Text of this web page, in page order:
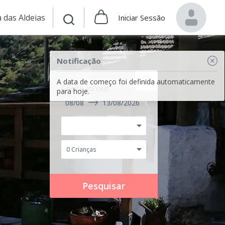
das Aldeias Iniciar Sessão
Notificação
A data de começo foi definida automaticamente
para hoje.
Check in/out
08/08 13/08/2026